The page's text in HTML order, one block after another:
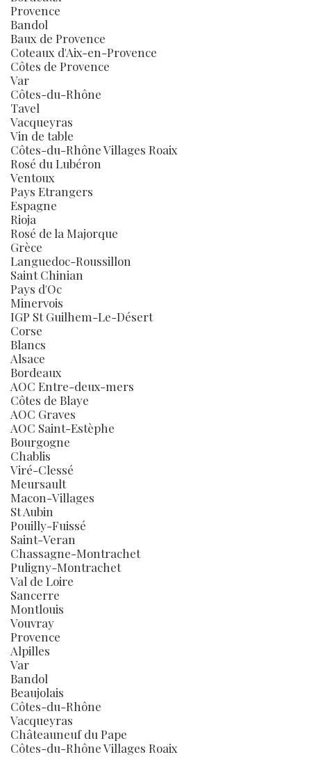
Provence
Bandol
Baux de Provence
Coteaux d'Aix-en-Provence
Côtes de Provence
Var
Côtes-du-Rhône
Tavel
Vacqueyras
Vin de table
Côtes-du-Rhône Villages Roaix
Rosé du Lubéron
Ventoux
Pays Etrangers
Espagne
Rioja
Rosé de la Majorque
Grèce
Languedoc-Roussillon
Saint Chinian
Pays d'Oc
Minervois
IGP St Guilhem-Le-Désert
Corse
Blancs
Alsace
Bordeaux
AOC Entre-deux-mers
Côtes de Blaye
AOC Graves
AOC Saint-Estèphe
Bourgogne
Chablis
Viré-Clessé
Meursault
Macon-Villages
St Aubin
Pouilly-Fuissé
Saint-Veran
Chassagne-Montrachet
Puligny-Montrachet
Val de Loire
Sancerre
Montlouis
Vouvray
Provence
Alpilles
Var
Bandol
Beaujolais
Côtes-du-Rhône
Vacqueyras
Châteauneuf du Pape
Côtes-du-Rhône Villages Roaix